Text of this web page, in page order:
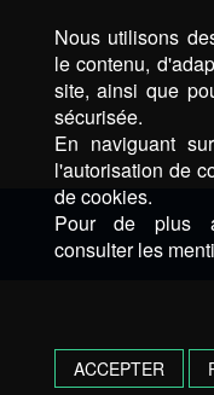
Nous utilisons
le contenu,
site, ainsi que
sécurisée.
En naviguant
l'autorisation de
de cookies.
Pour de plus
consulter les
ACCEPTER